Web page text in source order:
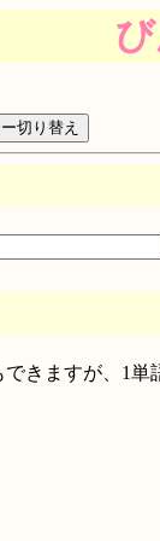
きますが、1